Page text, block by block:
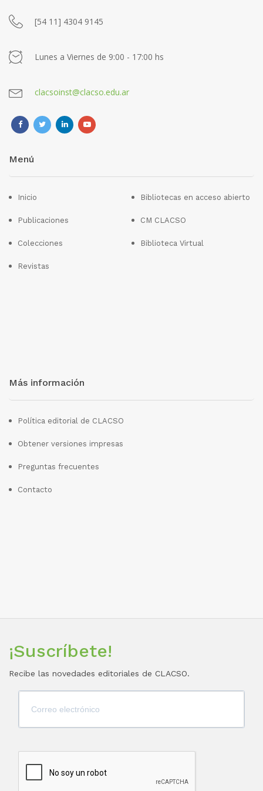
[54 11] 4304 9145
Lunes a Viernes de 9:00 - 17:00 hs
clacsoinst@clacso.edu.ar
Menú
Inicio
Publicaciones
Colecciones
Revistas
Bibliotecas en acceso abierto
CM CLACSO
Biblioteca Virtual
Más información
Política editorial de CLACSO
Obtener versiones impresas
Preguntas frecuentes
Contacto
¡Suscríbete!
Recibe las novedades editoriales de CLACSO.